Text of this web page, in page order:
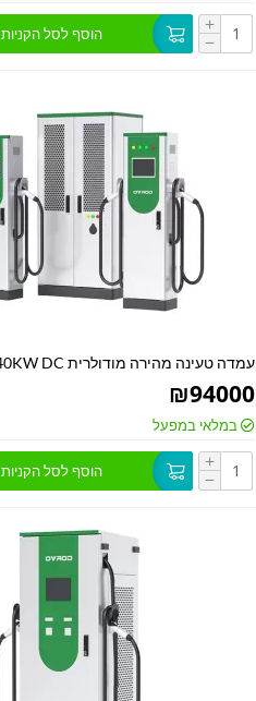
+
− הוסף לסל הקניות
עמדה טעינה מהירה מודולרית 240KW DC
₪94000
במלאי במפעל
+
− הוסף לסל הקניות